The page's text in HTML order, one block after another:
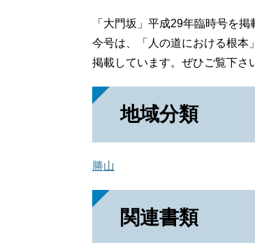
「大門坂」平成29年臨時号を掲
今号は、「人の道における根本
掲載しています。ぜひご覧下さ
地域分類
勝山
関連書類